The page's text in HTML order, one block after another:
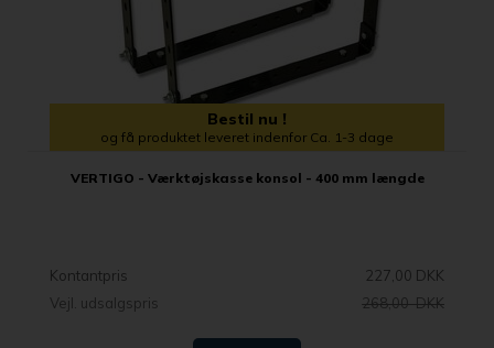
Bestil nu !
og få produktet leveret indenfor Ca. 1-3 dage
VERTIGO - Værktøjskasse konsol - 400 mm længde
Kontantpris
227,00 DKK
Vejl. udsalgspris
268,00 DKK